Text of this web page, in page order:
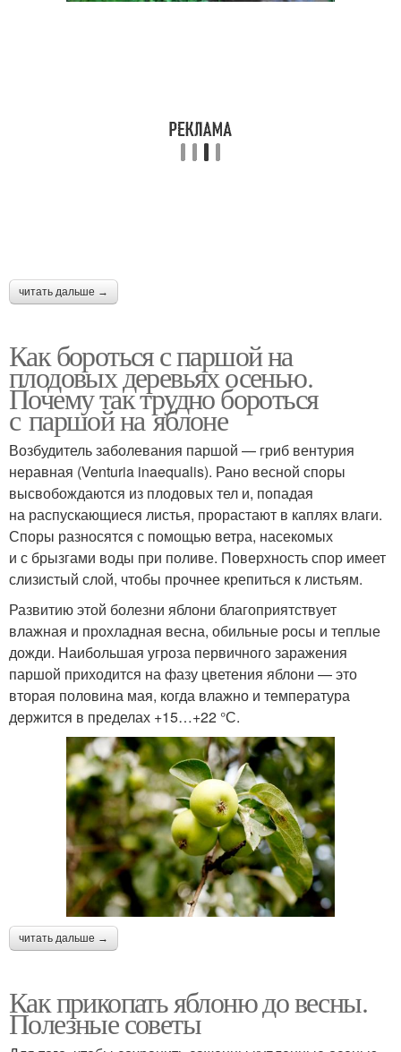
читать дальше →
Как бороться с паршой на
плодовых деревьях осенью.
Почему так трудно бороться
с паршой на яблоне
Возбудитель заболевания паршой — гриб вентурия
неравная (Venturia inaequalis). Рано весной споры
высвобождаются из плодовых тел и, попадая
на распускающиеся листья, прорастают в каплях влаги.
Споры разносятся с помощью ветра, насекомых
и с брызгами воды при поливе. Поверхность спор имеет
слизистый слой, чтобы прочнее крепиться к листьям.
Развитию этой болезни яблони благоприятствует
влажная и прохладная весна, обильные росы и теплые
дожди. Наибольшая угроза первичного заражения
паршой приходится на фазу цветения яблони — это
вторая половина мая, когда влажно и температура
держится в пределах +15…+22 °С.
читать дальше →
Как прикопать яблоню до весны.
Полезные советы